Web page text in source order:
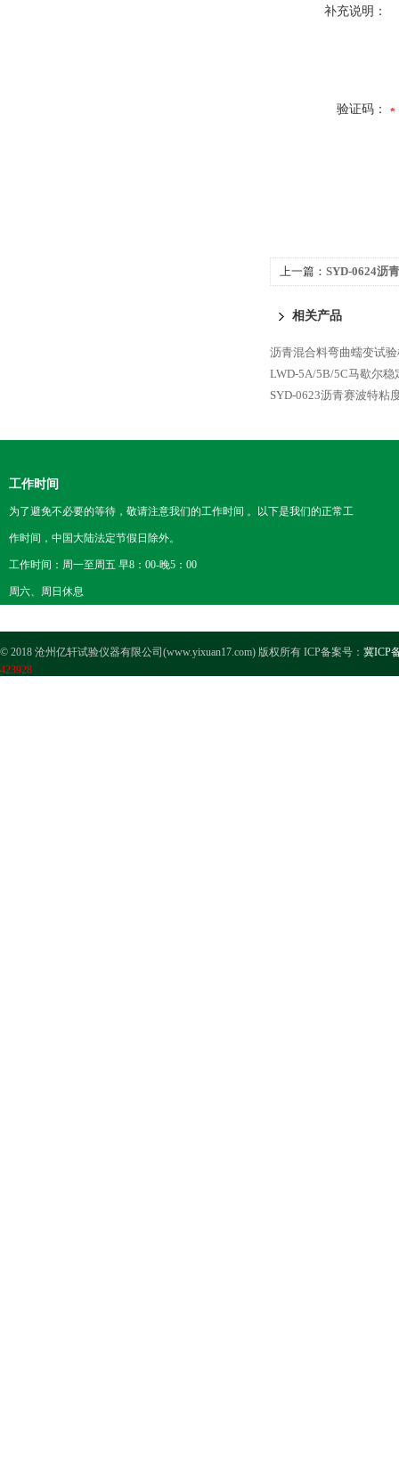
补充说明：
验证码：
上一篇： SYD-0624沥
相关产品
沥青混合料弯曲蠕变试
LWD-5A/5B/5C马歇尔
SYD-0623沥青赛波特粘
工作时间
为了避免不必要的等待，敬请注意我们的工作时间 。以下是我们的正常工
作时间，中国大陆法定节假日除外。
工作时间：周一至周五 早8：00-晚5：00
周六、周日休息
© 2018 沧州亿轩试验仪器有限公司(www.yixuan17.com) 版权所有 ICP备案号： 冀ICP
423928